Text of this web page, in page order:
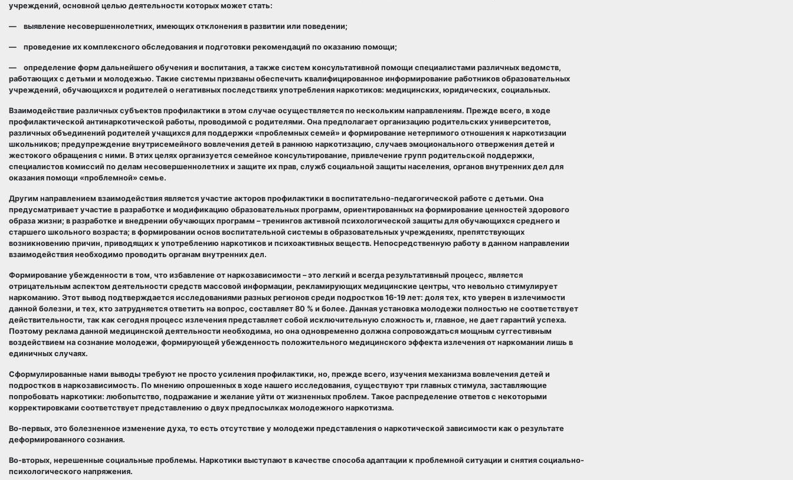
учреждений, основной целью деятельности которых может стать:
— выявление несовершеннолетних, имеющих отклонения в развитии или поведении;
— проведение их комплексного обследования и подготовки рекомендаций по оказанию помощи;
— определение форм дальнейшего обучения и воспитания, а также систем консультативной помощи специалистами различных ведомств,
работающих с детьми и молодежью. Такие системы призваны обеспечить квалифицированное информирование работников образовательных
учреждений, обучающихся и родителей о негативных последствиях употребления наркотиков: медицинских, юридических, социальных.
Взаимодействие различных субъектов профилактики в этом случае осуществляется по нескольким направлениям. Прежде всего, в ходе
профилактической антинаркотической работы, проводимой с родителями. Она предполагает организацию родительских университетов,
различных объединений родителей учащихся для поддержки «проблемных семей» и формирование нетерпимого отношения к наркотизации
школьников; предупреждение внутрисемейного вовлечения детей в раннюю наркотизацию, случаев эмоционального отвержения детей и
жестокого обращения с ними. В этих целях организуется семейное консультирование, привлечение групп родительской поддержки,
специалистов комиссий по делам несовершеннолетних и защите их прав, служб социальной защиты населения, органов внутренних дел для
оказания помощи «проблемной» семье.
Другим направлением взаимодействия является участие акторов профилактики в воспитательно-педагогической работе с детьми. Она
предусматривает участие в разработке и модификацию образовательных программ, ориентированных на формирование ценностей здорового
образа жизни; в разработке и внедрении обучающих программ – тренингов активной психологической защиты для обучающихся среднего и
старшего школьного возраста; в формировании основ воспитательной системы в образовательных учреждениях, препятствующих
возникновению причин, приводящих к употреблению наркотиков и психоактивных веществ. Непосредственную работу в данном направлении
взаимодействия необходимо проводить органам внутренних дел.
Формирование убежденности в том, что избавление от наркозависимости – это легкий и всегда результативный процесс, является
отрицательным аспектом деятельности средств массовой информации, рекламирующих медицинские центры, что невольно стимулирует
наркоманию. Этот вывод подтверждается исследованиями разных регионов среди подростков 16-19 лет: доля тех, кто уверен в излечимости
данной болезни, и тех, кто затрудняется ответить на вопрос, составляет 80 % и более. Данная установка молодежи полностью не соответствует
действительности, так как сегодня процесс излечения представляет собой исключительную сложность и, главное, не дает гарантий успеха.
Поэтому реклама данной медицинской деятельности необходима, но она одновременно должна сопровождаться мощным суггестивным
воздействием на сознание молодежи, формирующей убежденность положительного медицинского эффекта излечения от наркомании лишь в
единичных случаях.
Сформулированные нами выводы требуют не просто усиления профилактики, но, прежде всего, изучения механизма вовлечения детей и
подростков в наркозависимость. По мнению опрошенных в ходе нашего исследования, существуют три главных стимула, заставляющие
попробовать наркотики: любопытство, подражание и желание уйти от жизненных проблем. Такое распределение ответов с некоторыми
корректировками соответствует представлению о двух предпосылках молодежного наркотизма.
Во-первых, это болезненное изменение духа, то есть отсутствие у молодежи представления о наркотической зависимости как о результате
деформированного сознания.
Во-вторых, нерешенные социальные проблемы. Наркотики выступают в качестве способа адаптации к проблемной ситуации и снятия социально-
психологического напряжения.